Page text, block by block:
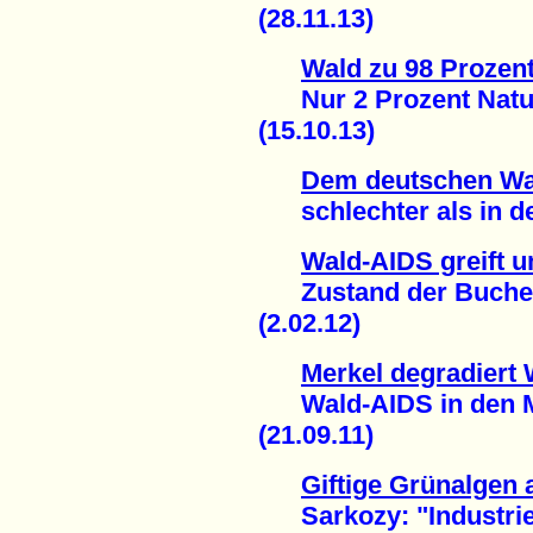
(28.11.13)
Wald zu 98
Nur 2 Prozent
(15.10.13)
Dem deutschen
schlechter als in
Wald-AIDS greift
Zustand der
(2.02.12)
Merkel degradiert
Wald-AIDS in den
(21.09.11)
Giftige Grünalgen
Sarkozy: